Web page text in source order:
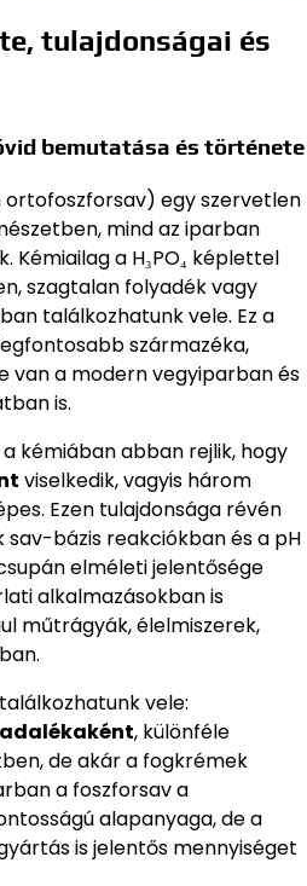
tulajdonságai és
bemutatása és története
ortofoszforsav) egy szervetlen
mind az iparban
Kémiailag a H₃PO₄ képlettel
szagtalan folyadék vagy
találkozhatunk vele. Ez a
származéka,
van a modern vegyiparban és
is.
kémiában abban rejlik, hogy
viselkedik, vagyis három
Ezen tulajdonsága révén
bázis reakciókban és a pH
elméleti jelentősége
alkalmazásokban is
műtrágyák, élelmiszerek,
vele:
, különféle
de akár a fogkrémek
a foszforsav a
alapanyaga, de a
is jelentős mennyiséget